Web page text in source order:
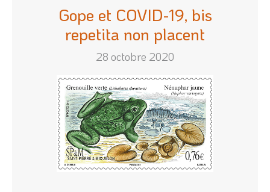
Gope et COVID-19, bis
repetita non placent
28 octobre 2020